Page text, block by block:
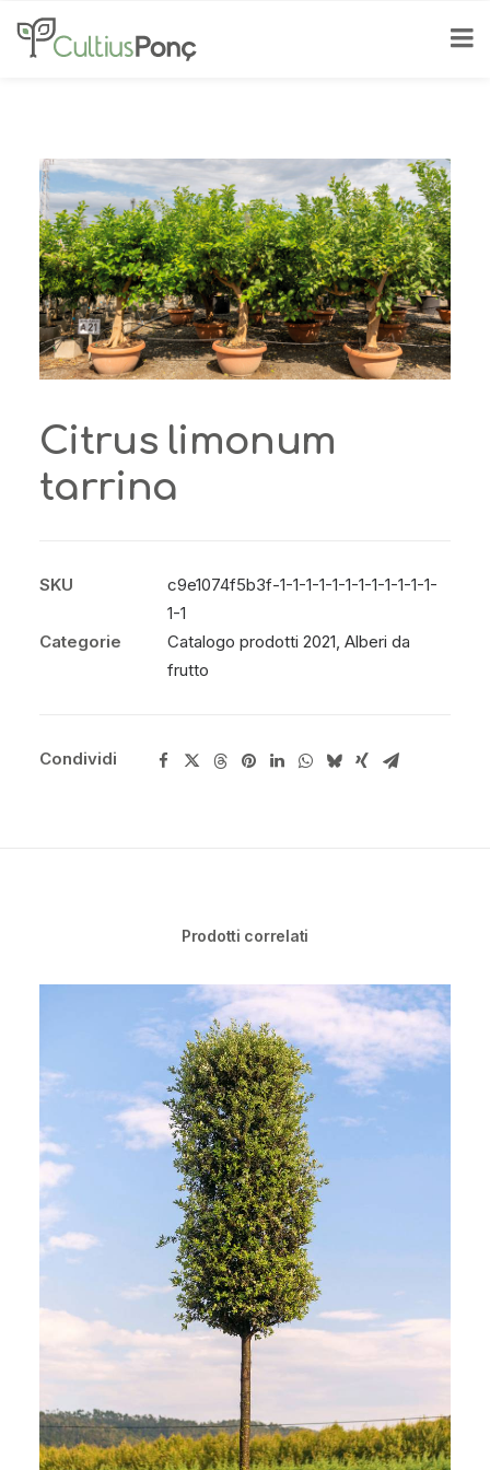
Citrus limonum
tarrina
SKU
c9e1074f5b3f-1-1-1-1-1-1-1-1-1-1-1-1-
1-1
Categorie
Catalogo prodotti 2021, Alberi da
frutto
Condividi
Prodotti correlati